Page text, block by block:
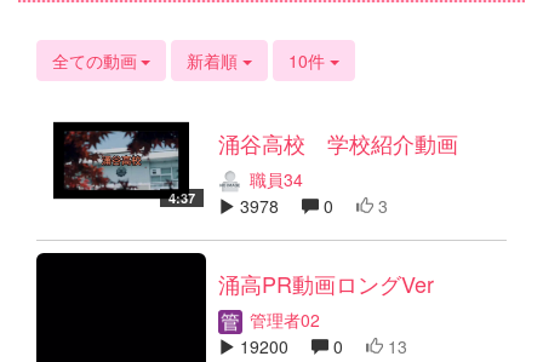
全ての動画 新着順 10件
4:37
涌谷高校 学校紹介動画
職員34
3978
0 3
涌高PR動画ロングVer
管理者02
19200
0 13